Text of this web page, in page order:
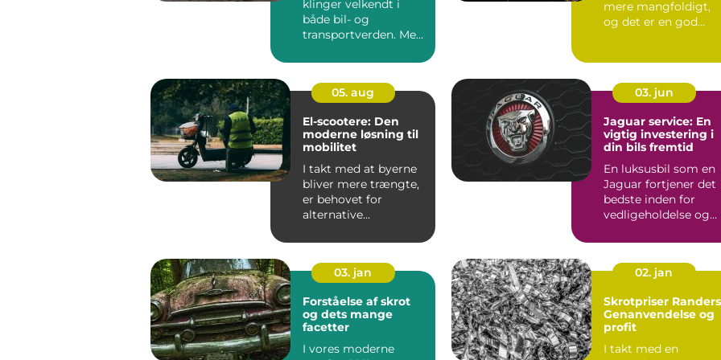
klinger velkendt i
både bil- og
transportverden. Med
mere mangfoldigt,
og det er en god
05. aug
El-scootere: Den
moderne løsning til
mobilitet
I takt med at byerne
bliver mere trængte,
er behovet for
alternative
blevet es...
03. jun
Jaguar service: En
vigtig investering i
din bils fremtid
En luksusbil som en
Jaguar fortjener det
bedste inden for
vedligeholdelse og
...
03. jan
Forståelse af skrot
og dets mange
facetter
I vores moderne
02. jan
Skrotpriser
Genanvendelse og
profit
I takt med en